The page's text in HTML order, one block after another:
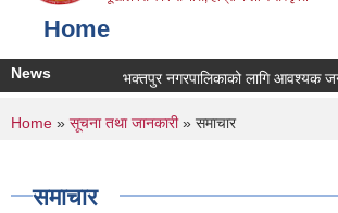
Home
News भक्तपुर नगरपालिकाको लागि आवश्यक
You are here
Home » सूचना तथा जानकारी» समाचार
समाचार